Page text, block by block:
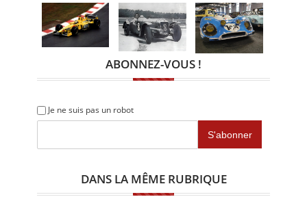
ABONNEZ-VOUS !
Je ne suis pas un robot
DANS LA MÊME RUBRIQUE